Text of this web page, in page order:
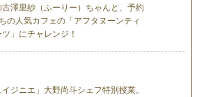
古澤里紗（ふーりー）ちゃんと、予約
の人気カフェの「アフタヌーンティ
」にチャレンジ！
イジニエ」大野尚斗シェフ特別授業。